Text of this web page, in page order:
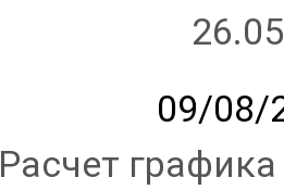
09/08/
Расчет